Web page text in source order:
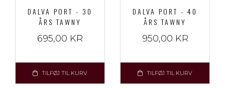
DALVA PORT - 30
ÅRS TAWNY
695,00 KR
TILFØJ TIL KURV
DALVA PORT - 40
ÅRS TAWNY
950,00 KR
TILFØJ TIL KURV